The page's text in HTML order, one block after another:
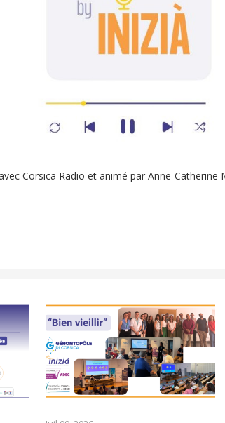
Corsica Radio et animé par Anne-Catherine